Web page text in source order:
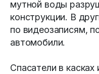
мутной воды
конструкции. В
по видеозаписям,
автомобили.
Спасатели в